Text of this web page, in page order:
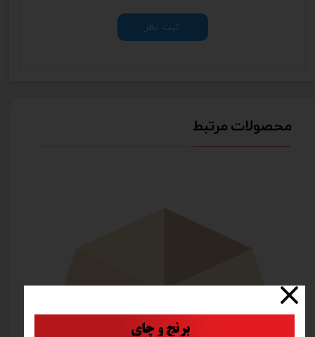
ثبت نظر
محصولات مرتبط
برنج و چای